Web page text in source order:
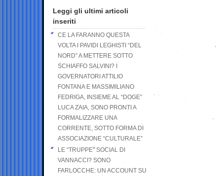
Leggi gli ultimi articoli
inseriti
CE LA FARANNO QUESTA
VOLTA I PAVIDI LEGHISTI “DEL
NORD” A METTERE SOTTO
SCHIAFFO SALVINI? I
GOVERNATORI ATTILIO
FONTANA E MASSIMILIANO
FEDRIGA, INSIEME AL “DOGE”
LUCA ZAIA, SONO PRONTI A
FORMALIZZARE UNA
CORRENTE, SOTTO FORMA DI
ASSOCIAZIONE “CULTURALE”
LE “TRUPPE” SOCIAL DI
VANNACCI? SONO
FARLOCCHE: UN ACCOUNT SU